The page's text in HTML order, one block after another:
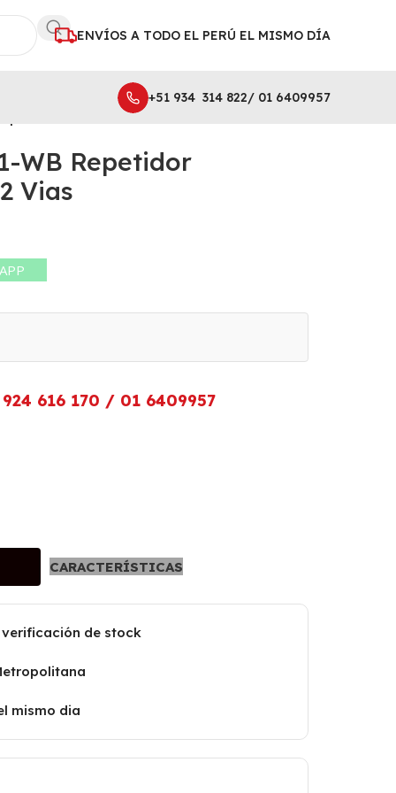
ENVÍOS A TODO EL PERÚ EL MISMO DÍA
+51 934 314 822/ 01 6409957
Inalambrico De 2 Vias
WB Repetidor
Vias
616 170 / 01 6409957
CARACTERÍSTICAS
de stock
mismo dia